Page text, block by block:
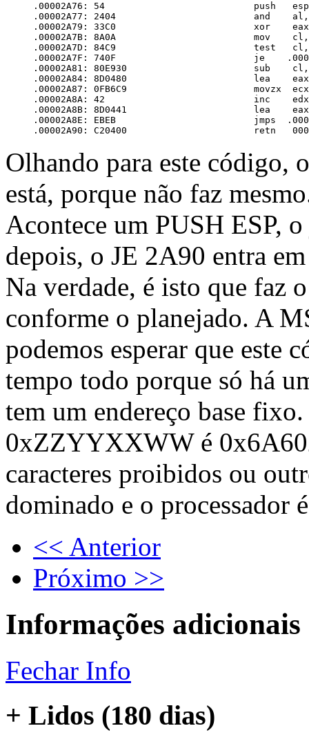
     .00002A76: 54                           push   esp
.00002A77: 2404                         and
.00002A79: 33C0                         xor
.00002A7B: 8A0A                         mov
.00002A7D: 84C9                         test
.00002A7F: 740F                         je
.00002A81: 80E930                       sub
.00002A84: 8D0480                       lea
.00002A87: 0FB6C9                       movzx
     .00002A8A: 42                           inc    edx
.00002A8B: 8D0441                       lea
.00002A8E: EBEB                         jmps
Olhando para este código,
está, porque não faz
Acontece um PUSH ESP,
depois, o JE 2A90 entra
Na verdade, é isto que faz
conforme o planejado. A
podemos esperar que este
tempo todo porque só há
tem um endereço base
0xZZYYXXWW é
caracteres proibidos ou
dominado e o processador
<< Anterior
Próximo >>
Informações adicionais
Fechar Info
+ Lidos (180 dias)